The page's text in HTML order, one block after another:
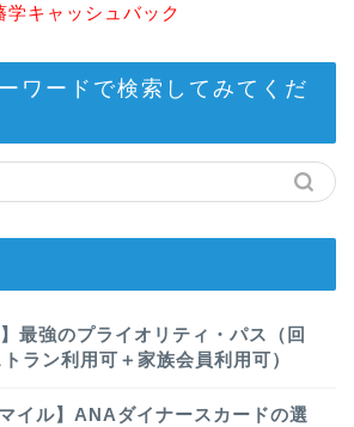
学キャッシュバック
ワードで検索してみてくだ
最強のプライオリティ・パス（回
ラン利用可＋家族会員利用可）
イル】ANAダイナースカードの選